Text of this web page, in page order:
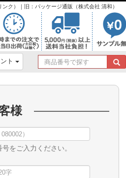
ク）｜旧：パッケージ通販（株式会社 清和）
ト
商
品
様
をご入力ください。